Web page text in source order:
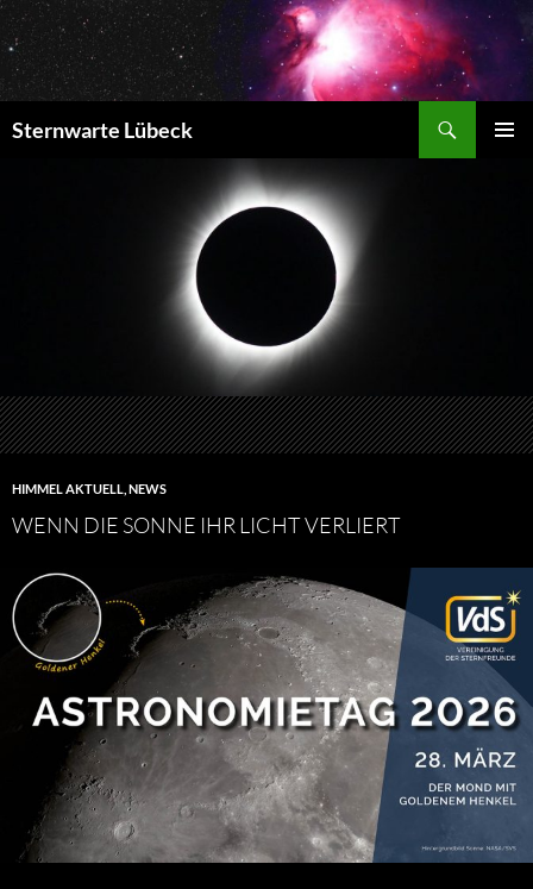
Zum
Inhalt
springen
Sternwarte Lübeck
HIMMEL AKTUELL NEWS
WENN DIE SONNE IHR LICHT VERLIERT